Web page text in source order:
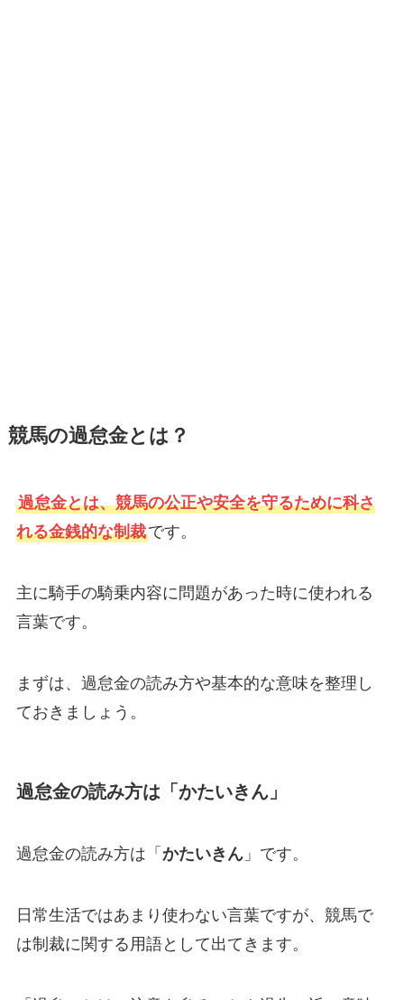
競馬の過怠金とは？
過怠金とは、競馬の公正や安全を守るために科さ
れる金銭的な制裁です。
主に騎手の騎乗内容に問題があった時に使われる
言葉です。
まずは、過怠金の読み方や基本的な意味を整理し
ておきましょう。
過怠金の読み方は「かたいきん」
過怠金の読み方は「 かたいきん」です。
日常生活ではあまり使わない言葉ですが、競馬で
は制裁に関する用語として出てきます。